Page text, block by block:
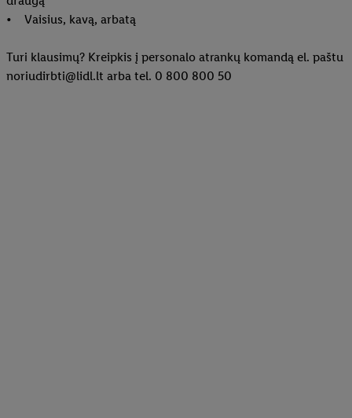
• Vaisius, kavą, arbatą
Turi klausimų? Kreipkis į personalo atrankų komandą el. paštu
noriudirbti@lidl.lt arba tel. 0 800 800 50